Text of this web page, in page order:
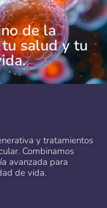
de la
salud y tu
y tratamientos
Combinamos
avanzada para
de vida.